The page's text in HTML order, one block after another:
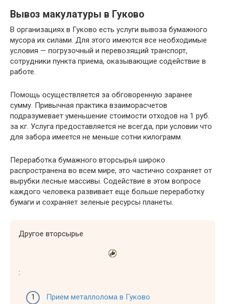
Вывоз макулатуры в Гуково
В организациях в Гуково есть услуги вывоза бумажного
мусора их силами. Для этого имеются все необходимые
условия — погрузочный и перевозящий транспорт,
сотрудники пункта приема, оказывающие содействие в
работе.
Помощь осуществляется за обговоренную заранее
сумму. Привычная практика взаиморасчетов
подразумевает уменьшение стоимости отходов на 1 руб.
за кг. Услуга предоставляется не всегда, при условии что
для забора имеется не меньше сотни килограмм.
Переработка бумажного вторсырья широко
распространена во всем мире, это частично сохраняет от
вырубки лесные массивы. Содействие в этом вопросе
каждого человека развивает еще больше переработку
бумаги и сохраняет зеленые ресурсы планеты.
Другое вторсырье
:
Прием металлолома в Гуково